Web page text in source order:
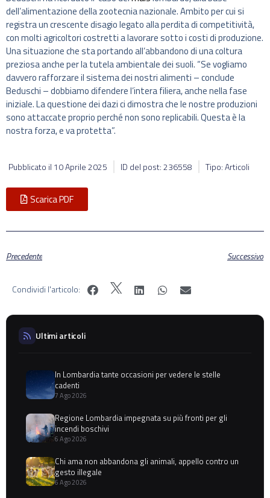
dell’alimentazione della zootecnia nazionale. Ambito per cui si
registra un crescente disagio legato alla perdita di competitività,
con molti agricoltori costretti a lavorare sotto i costi di produzione.
Una situazione che sta portando all’abbandono di una coltura
preziosa anche per la tutela ambientale dei suoli. “Se vogliamo
davvero rafforzare il sistema dei nostri alimenti – conclude
Beduschi – dobbiamo difendere l’intera filiera, anche nella fase
iniziale. La questione dei dazi ci dimostra che le nostre produzioni
sono attaccate proprio perché non sono replicabili. Questa è la
nostra forza, e va protetta”.
Pubblicato il 10 Aprile 2025 ID del post: 236558 Tipo: Articoli
Scarica PDF
Precedente Successivo
Condividi l'articolo:
Ultimi articoli
In Lombardia tante occasioni per vedere le stelle
cadenti
7 Ago 2026
Regione Lombardia impegnata su più fronti per gli
incendi boschivi
6 Ago 2026
Chi ama non abbandona gli animali, appello contro un
gesto illegale
6 Ago 2026